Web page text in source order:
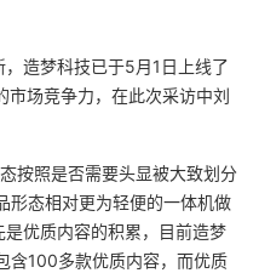
造梦科技已于5月1日上线了
市场竞争力，在此次采访中刘
按照是否需要头显被大致划分
形态相对更为轻便的一体机做
优质内容的积累，目前造梦
含100多款优质内容，而优质